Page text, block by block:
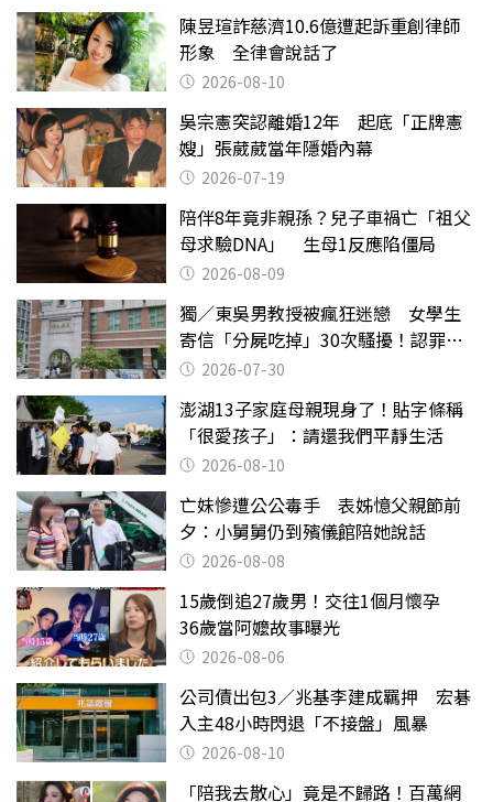
陳昱瑄詐慈濟10.6億遭起訴重創律師
形象 全律會說話了
2026-08-10
吳宗憲突認離婚12年 起底「正牌憲
嫂」張葳葳當年隱婚內幕
2026-07-19
陪伴8年竟非親孫？兒子車禍亡「祖父
母求驗DNA」 生母1反應陷僵局
2026-08-09
獨／東吳男教授被瘋狂迷戀 女學生
寄信「分屍吃掉」30次騷擾！認罪免
關 2026-07-30
澎湖13子家庭母親現身了！貼字條稱
「很愛孩子」：請還我們平靜生活
2026-08-10
亡妹慘遭公公毒手 表姊憶父親節前
夕：小舅舅仍到殯儀館陪她說話
2026-08-08
15歲倒追27歲男！交往1個月懷孕
36歲當阿嬤故事曝光
2026-08-06
公司債出包3／兆基李建成羈押 宏碁
入主48小時閃退「不接盤」風暴
2026-08-10
「陪我去散心」竟是不歸路！百萬網